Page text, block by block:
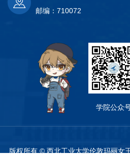
邮编：710072
学院公众
版权所有 © 西北工业大学伦敦玛丽女